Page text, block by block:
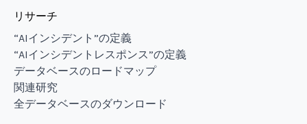
リサーチ
“AIインシデント”の定義
“AIインシデントレスポンス”の定義
データベースのロードマップ
関連研究
全データベースのダウンロード